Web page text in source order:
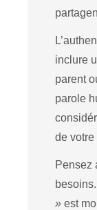
inclure
parent
parole
de votre
Pensez
besoins.
» est